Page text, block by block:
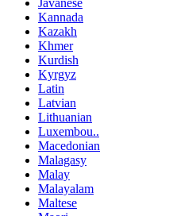
Kannada
Kazakh
Khmer
Kurdish
Kyrgyz
Latin
Latvian
Lithuanian
Luxembou..
Macedonian
Malagasy
Malay
Malayalam
Maltese